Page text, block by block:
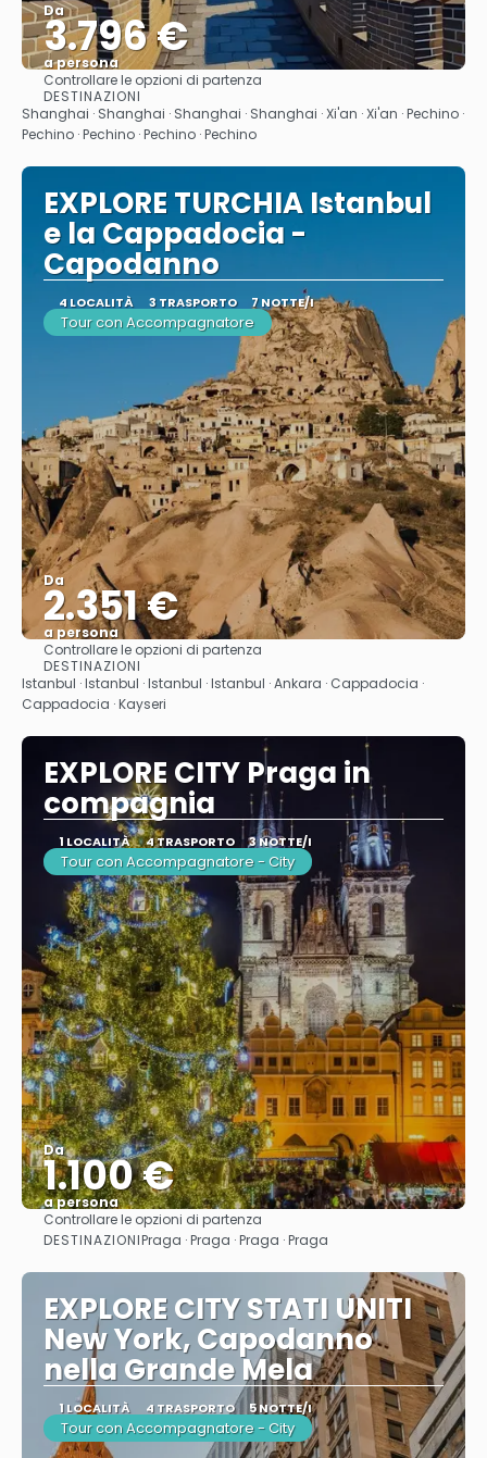
Da
3.796 €
a persona
Vedere
Controllare le opzioni di partenza
DESTINAZIONI
Shanghai · Shanghai · Shanghai · Shanghai · Xi'an · Xi'an · Pechino ·
Pechino · Pechino · Pechino · Pechino
EXPLORE TURCHIA Istanbul
e la Cappadocia -
Capodanno
4 LOCALITÀ 3 TRASPORTO 7 NOTTE/I
Tour con Accompagnatore
Da
2.351 €
a persona
Vedere
Controllare le opzioni di partenza
DESTINAZIONI
Istanbul · Istanbul · Istanbul · Istanbul · Ankara · Cappadocia ·
Cappadocia · Kayseri
EXPLORE CITY Praga in
compagnia
1 LOCALITÀ 4 TRASPORTO 3 NOTTE/I
Tour con Accompagnatore - City
Da
1.100 €
a persona
Vedere
Controllare le opzioni di partenza
DESTINAZIONIPraga · Praga · Praga · Praga
EXPLORE CITY STATI UNITI
New York, Capodanno
nella Grande Mela
1 LOCALITÀ 4 TRASPORTO 5 NOTTE/I
Tour con Accompagnatore - City